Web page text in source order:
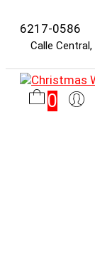
contenido
6217-0586
Calle
0